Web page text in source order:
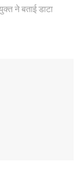
ने बताई डाटा